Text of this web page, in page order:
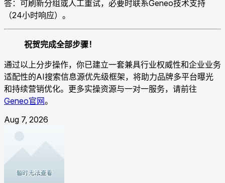
答：可刷新分组或人工重试，必要时联系Geneo技术支持
（24小时响应）。
祝贺完成全部步骤！
通过以上分步操作，你已建立一套兼具行业权威性和企业业务
适配性的AI搜索信息源优先级框架，将助力品牌多平台曝光
和持续营销优化。更多实操资源与一对一服务，请前往
Geneo官网。
Aug 7, 2026